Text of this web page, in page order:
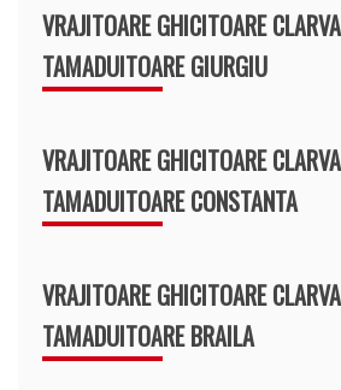
VRAJITOARE GHICITOARE
TAMADUITOARE GIURGIU
VRAJITOARE GHICITOARE
TAMADUITOARE CONSTANTA
VRAJITOARE GHICITOARE
TAMADUITOARE BRAILA